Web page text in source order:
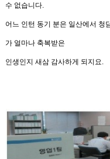
수 없습니다.
어느 인턴 동기 분은 일산에서 청
가 얼마나 축복받은
인생인지 새삼 감사하게 되지요.